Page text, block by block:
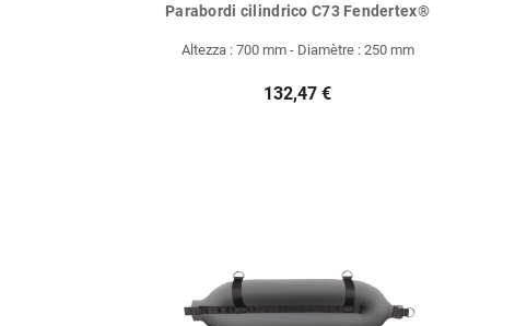
Parabordi cilindrico C73 Fendertex®
Altezza : 700 mm - Diamètre : 250 mm
132,47 €